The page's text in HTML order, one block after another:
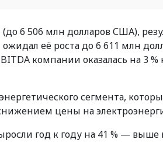
6 506 млн долларов США),
её роста до 6 611 млн
компании оказалась на 3
сегмента,
цены на
год к году на 41 % — выше